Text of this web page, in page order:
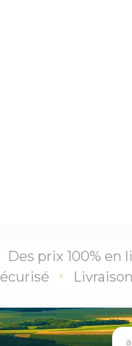
Des prix 100% en